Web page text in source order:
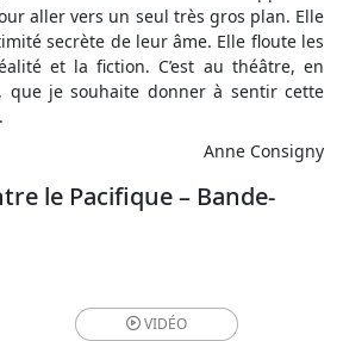
aller vers un seul très gros plan. Elle
secrète de leur âme. Elle floute les
et la fiction. C’est au théâtre, en
que je souhaite donner à sentir cette
Anne Consigny
le Pacifique – Bande-
VIDÉO